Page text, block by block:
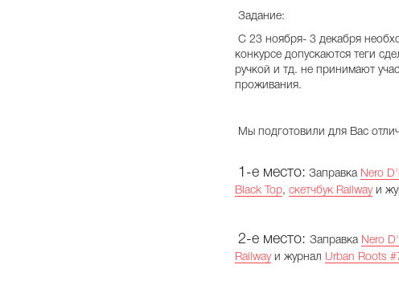
Задание:
С 23 ноября- 3 декабря
конкурсе допускаются теги
ручкой и тд. не принимают
проживания.
Мы подготовили для Вас
1-е место: Заправка Nero
Black Top, скетчбук Railwayи
2-е место: Заправка Nero
Railwayи журнал Urban Roots